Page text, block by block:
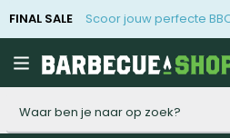
FINAL SALE Scoor jouw perfecte